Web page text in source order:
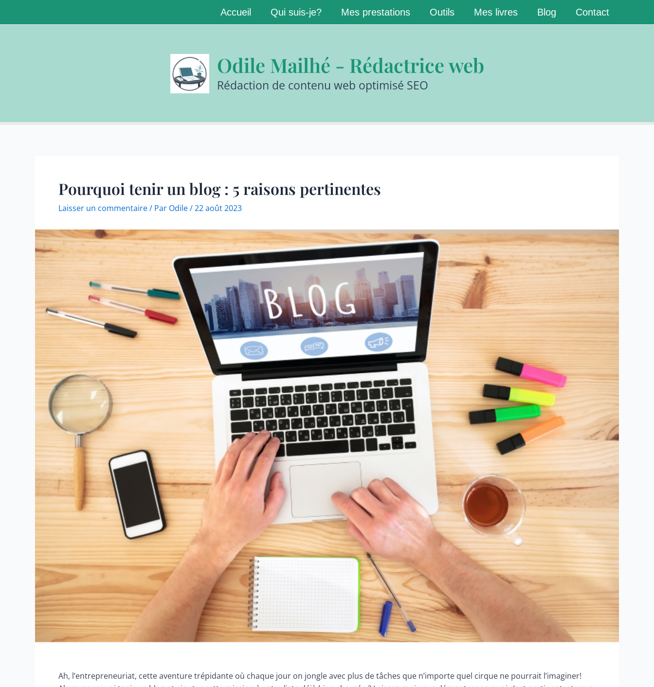
Accueil Qui suis-je? Mes prestations Outils Mes livres Blog Contact
Odile Mailhé - Rédactrice web
Rédaction de contenu web optimisé SEO
Pourquoi tenir un blog : 5 raisons pertinentes
Laisser un commentaire/ Par Odile/22 août 2023
Ah, l’entrepreneuriat, cette aventure trépidante où chaque jour on jongle avec plus de tâches que n’importe quel cirque ne pourrait l’imaginer!
Vous en voulez plus ?
Nous ne spammons pas ! Consultez notre
politique de confidentialité pour plus d’informations.